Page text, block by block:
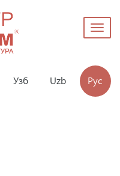
Узб Uzb Рус